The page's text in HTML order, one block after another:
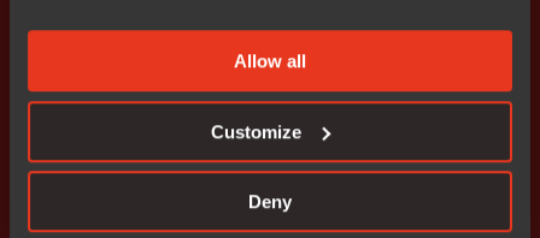
Allow all
Customize
Deny
IAR、最新の組込みソフトウェア開発チー
ム向けクラウド対応プラットフォームを
発表